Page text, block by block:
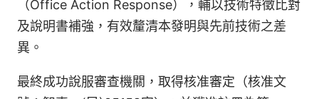
（Office Action Response），輔以技術特徵比對
及說明書補強，有效釐清本發明與先前技術之差
異。
最終成功說服審查機關，取得核准審定（核准文